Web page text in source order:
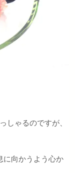
しゃるのですが、
に向かうよう心か